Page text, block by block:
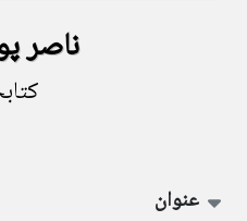
ناصر
عنوان